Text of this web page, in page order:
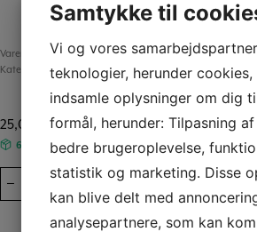
Varenummer (SKU): 242204
Kategorier:Alle produkter,Kreul
25,00 kr.
6 på lager- Sendes inden for 1-2 arbejdsdage
– + TILFØJ TIL
Samtykke til
Vi og vores
teknologier, herunder
indsamle oplysninger om dig
formål, herunder: Tilpasning
bedre brugeroplevelse,
statistik og marketing. Disse
kan blive delt med
analysepartnere, som kan